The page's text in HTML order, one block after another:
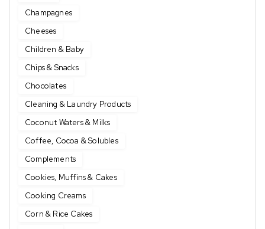
Champagnes
Cheeses
Children & Baby
Chips & Snacks
Chocolates
Cleaning & Laundry Products
Coconut Waters & Milks
Coffee, Cocoa & Solubles
Complements
Cookies, Muffins & Cakes
Cooking Creams
Corn & Rice Cakes